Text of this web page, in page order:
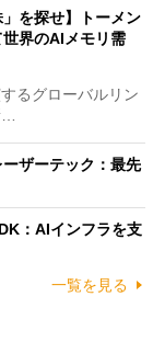
」を探せ】トーメン
界のAIメモリ需
るグローバルリン
ーザーテック：最先
：AIインフラを支
一覧を見る